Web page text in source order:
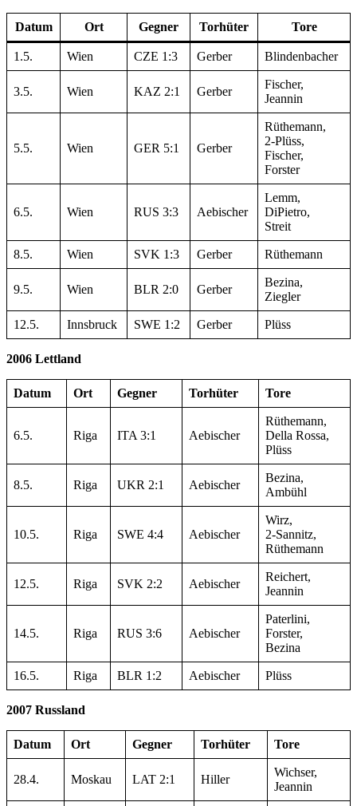
Datum Ort Gegner Torhüter Tore
1.5. Wien CZE 1:3 Gerber Blindenbacher
3.5. Wien KAZ 2:1 Gerber
Fischer,
Jeannin
5.5. Wien GER 5:1 Gerber
Rüthemann,
2-Plüss,
Fischer,
Forster
6.5. Wien RUS 3:3 Aebischer
Lemm,
DiPietro,
Streit
8.5. Wien SVK 1:3 Gerber Rüthemann
9.5. Wien BLR 2:0 Gerber
Bezina,
Ziegler
12.5. Innsbruck SWE 1:2 Gerber Plüss
2006 Lettland
Datum Ort Gegner Torhüter Tore
6.5. Riga ITA 3:1 Aebischer
Rüthemann,
Della Rossa,
Plüss
8.5. Riga UKR 2:1 Aebischer
Bezina,
Ambühl
10.5. Riga SWE 4:4 Aebischer
Wirz,
2-Sannitz,
Rüthemann
12.5. Riga SVK 2:2 Aebischer
Reichert,
Jeannin
14.5. Riga RUS 3:6 Aebischer
Paterlini,
Forster,
Bezina
16.5. Riga BLR 1:2 Aebischer Plüss
2007 Russland
Datum Ort Gegner Torhüter Tore
28.4. Moskau LAT 2:1 Hiller
Wichser,
Jeannin